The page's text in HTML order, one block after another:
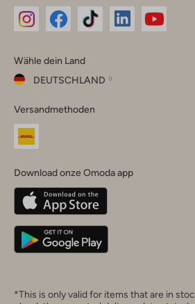
Instagram
Facebook
TikTok
Wähle dein Land
DEUTSCHLAND
dein
Land
Belgique(Français)
Deutschland
Versandmethoden
Download onze Omoda app
*This is only valid for items that are in